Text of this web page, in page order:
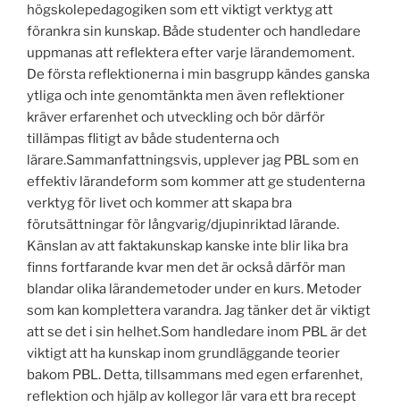
högskolepedagogiken som ett viktigt verktyg att
förankra sin kunskap. Både studenter och handledare
uppmanas att reflektera efter varje lärandemoment.
De första reflektionerna i min basgrupp kändes ganska
ytliga och inte genomtänkta men även reflektioner
kräver erfarenhet och utveckling och bör därför
tillämpas flitigt av både studenterna och
lärare.Sammanfattningsvis, upplever jag PBL som en
effektiv lärandeform som kommer att ge studenterna
verktyg för livet och kommer att skapa bra
förutsättningar för långvarig/djupinriktad lärande.
Känslan av att faktakunskap kanske inte blir lika bra
finns fortfarande kvar men det är också därför man
blandar olika lärandemetoder under en kurs. Metoder
som kan komplettera varandra. Jag tänker det är viktigt
att se det i sin helhet.Som handledare inom PBL är det
viktigt att ha kunskap inom grundläggande teorier
bakom PBL. Detta, tillsammans med egen erfarenhet,
reflektion och hjälp av kollegor lär vara ett bra recept